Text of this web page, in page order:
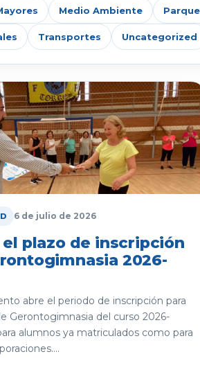
Medio Ambiente
Transportes Uncategorized
6 de julio de 2026
plazo de inscripción
2026-
abre el periodo de inscripción para
Gerontogimnasia del curso 2026-
alumnos ya matriculados como para